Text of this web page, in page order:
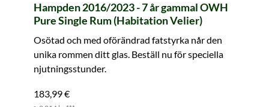
Hampden 2016/2023 - 7 år gammal OWH
Pure Single Rum (Habitation Velier)
Osötad och med oförändrad fatstyrka når den
unika rommen ditt glas. Beställ nu för speciella
njutningsstunder.
183,99 €